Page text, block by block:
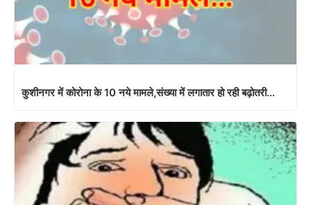
कुशीनगर में कोरोना के 10 नये मामले,संख्या में लगातार हो रही बढ़ोतरी…